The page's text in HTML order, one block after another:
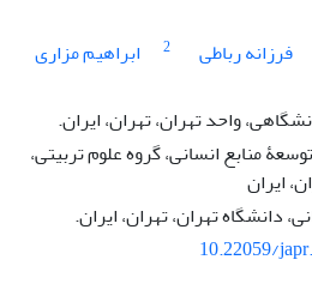
فرزانه رباطی 2 ابراهیم مزاری
واحد تهران، تهران، ایران.
منابع انسانی، گروه علوم تربیتی،
ایران
دانشگاه تهران، تهران، ایران.
10.22059/